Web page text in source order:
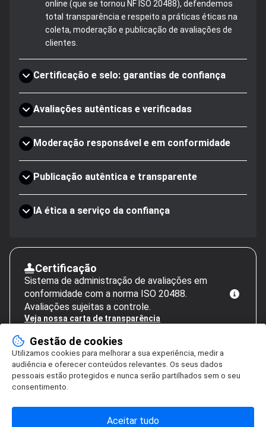
online (que se tornou NF ISO 20488), defendemos
total transparência e respeito a práticas éticas na
coleta, moderação e publicação de avaliações de
clientes.
Certificação e selo: garantias de confiança
Avaliações autênticas e verificadas
Moderação responsável e em conformidade
Publicação autêntica e transparente
IA ética a serviço da confiança
Certificação
Sistema de administração de avaliações em
conformidade com a norma ISO 20488.
Avaliações sujeitas a controle.
Veja nossa carta de transparência
Gestão de cookies
Utilizamos cookies para melhorar a sua experiência, medir a
audiência e oferecer conteúdos relevantes. Os seus dados
pessoais estão protegidos e nunca serão partilhados sem o seu
consentimento.
Aceitar tudo